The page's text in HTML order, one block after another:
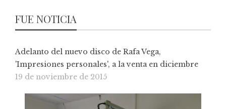
FUE NOTICIA
Adelanto del nuevo disco de Rafa Vega,
'Impresiones personales', a la venta en diciembre
19 de noviembre de 2015